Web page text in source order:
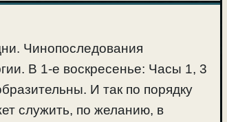
Чинопоследования
В 1-е воскресенье: Часы 1, 3
И так по порядку
служить, по желанию, в